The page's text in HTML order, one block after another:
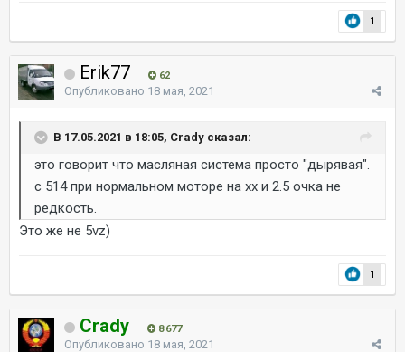
1
Erik77 62
Опубликовано 18 мая, 2021
В 17.05.2021 в 18:05, Crady сказал:
это говорит что масляная система просто "дырявая".
с 514 при нормальном моторе на хх и 2.5 очка не
редкость.
Это же не 5vz)
1
Crady 8 677
Опубликовано 18 мая, 2021